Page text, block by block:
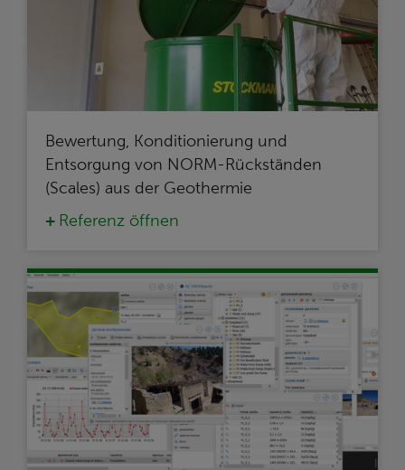
Bewertung, Konditionierung und
Entsorgung von NORM-Rückständen
(Scales) aus der Geothermie
Referenz öffnen